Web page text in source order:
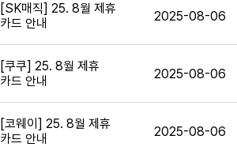
[SK매직] 25. 8월 제휴
카드 안내
2025-08-06
[쿠쿠] 25. 8월 제휴
카드 안내
2025-08-06
[코웨이] 25. 8월 제휴
카드 안내
2025-08-06